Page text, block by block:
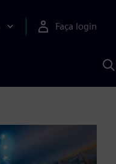
Faça login